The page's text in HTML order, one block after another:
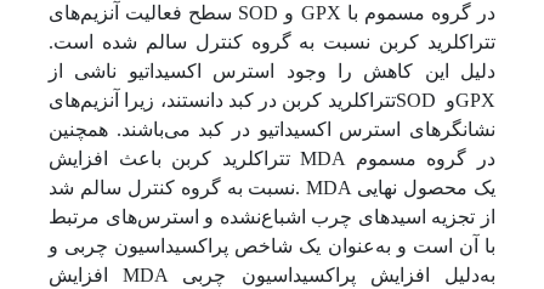
سطح فعالیت آنزیم‌های SOD و GPX در گروه مسموم با
‌تتراکلرید کربن نسبت به گروه کنترل سالم شده است.
دلیل این کاهش را وجود استرس اکسیداتیو ناشی از
‌تتراکلرید کربن در کبد دانستند، زیرا آنزیم‌هایSOD وGPX
نشانگرهای استرس اکسیداتیو در کبد می‌باشند. همچنین
‌تتراکلرید کربن باعث افزایش MDA در گروه مسموم
نسبت به گروه کنترل سالم شد. MDA یک محصول نهایی
از تجزیه اسیدهای چرب اشباع‌نشده و استرس‌های مرتبط
با آن است و به‌عنوان یک شاخص پراکسیداسیون چربی و
افزایش MDA به‌دلیل افزایش پراکسیداسیون چربی